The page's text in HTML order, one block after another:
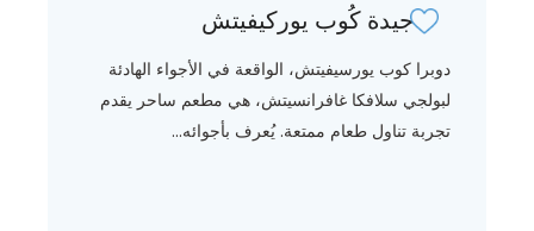
جيدة كُوب يوركيفيتش
دوبرا كوب يورسيفيتش، الواقعة في الأجواء الهادئة
لبولجي سلافكا غافرانسيتش، هي مطعم ساحر يقدم
تجربة تناول طعام ممتعة. يُعرف بأجوائه...